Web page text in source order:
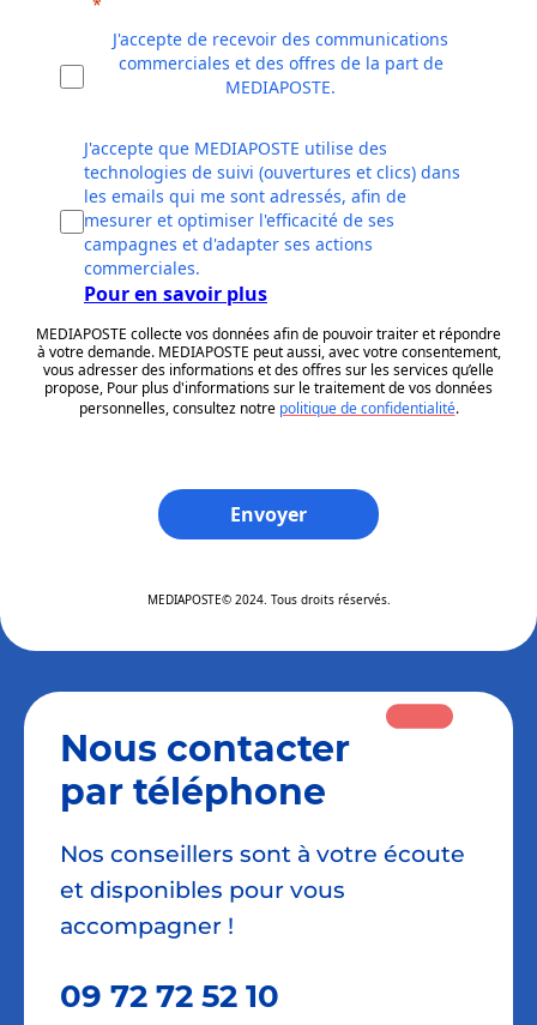
J'accepte de recevoir des communications
commerciales et des offres de la part de
MEDIAPOSTE.
J'accepte que MEDIAPOSTE utilise des
technologies de suivi (ouvertures et clics) dans
les emails qui me sont adressés, afin de
mesurer et optimiser l'efficacité de ses
campagnes et d'adapter ses actions
commerciales.
Pour en savoir plus
MEDIAPOSTE collecte vos données afin de pouvoir traiter et répondre
à votre demande. MEDIAPOSTE peut aussi, avec votre consentement,
vous adresser des informations et des offres sur les services qu’elle
propose, Pour plus d'informations sur le traitement de vos données
personnelles, consultez notre politique de confidentialité.
Envoyer
MEDIAPOSTE© 2024. Tous droits réservés.
de La Poste recueilleront votre besoin.
Merci de remplir ce formulaire
contacterpar téléphone au 36
Civilité
Madame
Voir nos postes
Nous contacter
par téléphone
Nos conseillers sont à votre écoute
et disponibles pour vous
accompagner !
09 72 72 52 10